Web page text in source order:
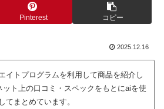
Pinterest コピー
2025.12.16
イトプログラムを利用して商品を紹介し
ト上の口コミ・スペックをもとにaiを使
てまとめています。